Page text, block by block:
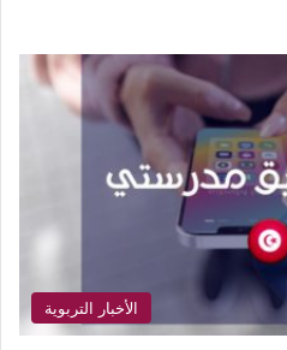
الأخبار التربوية